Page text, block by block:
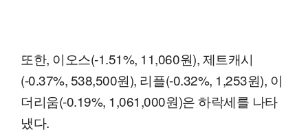
또한, 이오스(-1.51%, 11,060원), 제트캐시
(-0.37%, 538,500원), 리플(-0.32%, 1,253원), 이
더리움(-0.19%, 1,061,000원)은 하락세를 나타
냈다.